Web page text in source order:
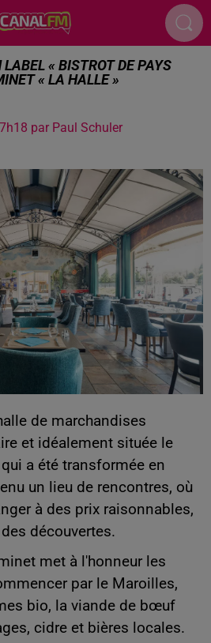
« BISTROT DE PAYS
« LA HALLE »
par Paul Schuler
de marchandises
et idéalement située le
a été transformée en
un lieu de rencontres, où
à des prix raisonnables,
découvertes.
met à l'honneur les
par le Maroilles,
bio, la viande de bœuf
cidre et bières locales.